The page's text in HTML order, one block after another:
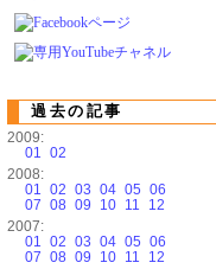
過去の記事
2009:
01 02
2008:
01 02 03 04 05 06
07 08 09 10 11
12
2007:
01 02 03 04 05 06
07 08 09 10 11
12